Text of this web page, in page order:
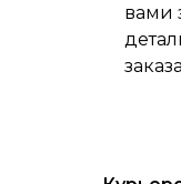
вами